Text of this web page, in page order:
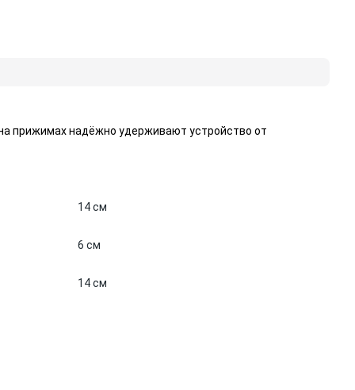
прижимах надёжно удерживают устройство от
14 см
6 см
14 см